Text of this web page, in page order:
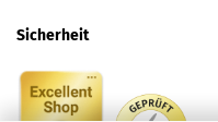
Sicherheit